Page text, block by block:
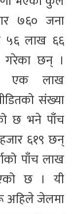
७६० जना
५६ लाख ६६
गरेका छन् ।
एक लाख
संख्या
छ भने पाँच
६१९ छन्
पाँच लाख
छ । यी
अहिले जेलमा